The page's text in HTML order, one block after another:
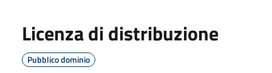
Licenza di distribuzione
Pubblico dominio